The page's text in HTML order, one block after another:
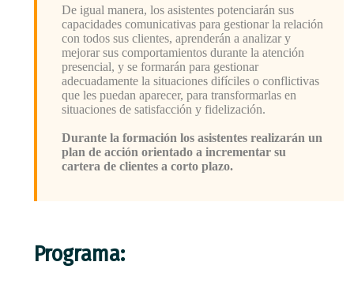
De igual manera, los asistentes potenciarán sus
capacidades comunicativas para gestionar la relación
con todos sus clientes, aprenderán a analizar y
mejorar sus comportamientos durante la atención
presencial, y se formarán para gestionar
adecuadamente la situaciones difíciles o conflictivas
que les puedan aparecer, para transformarlas en
situaciones de satisfacción y fidelización.
Durante la formación los asistentes realizarán un
plan de acción orientado a incrementar su
cartera de clientes a corto plazo.
Programa: